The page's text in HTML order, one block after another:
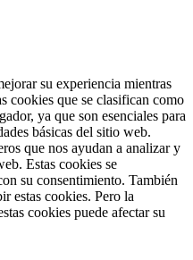
su experiencia mientras
cookies que se clasifican como
ya que son esenciales para
básicas del sitio web.
que nos ayudan a analizar y
Estas cookies se
su consentimiento. También
estas cookies. Pero la
cookies puede afectar su